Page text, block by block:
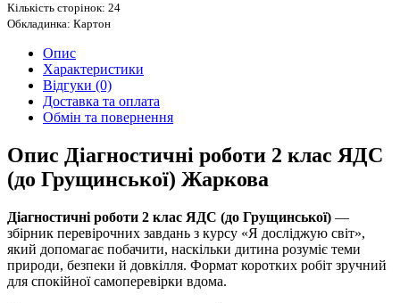
Кількість сторінок: 24
Обкладинка: Картон
Опис
Характеристики
Відгуки (0)
Доставка та оплата
Обмін та повернення
Опис Діагностичні роботи 2 клас ЯДС
(до Грущинської) Жаркова
Діагностичні роботи 2 клас ЯДС (до Грущинської) —
збірник перевірочних завдань з курсу «Я досліджую світ»,
який допомагає побачити, наскільки дитина розуміє теми
природи, безпеки й довкілля. Формат коротких робіт зручний
для спокійної самоперевірки вдома.